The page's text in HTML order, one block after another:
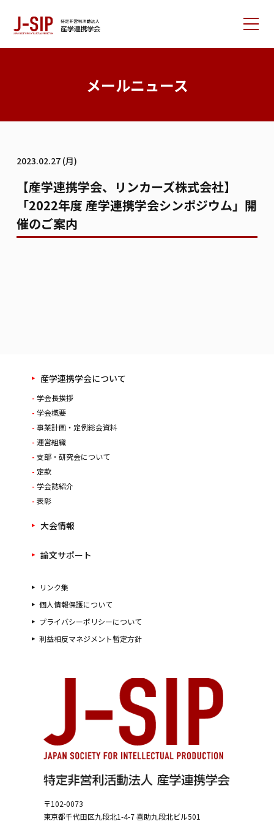
リンク集 学会書籍紹介 ご寄付のお願い
メールニュース
2023.02.27 (月)
【産学連携学会、リンカーズ株式会社】
「2022年度 産学連携学会シンポジウム」開
催のご案内
〒102-0073
東京都千代田区九段北1-4-7喜助九段北ビル501
産学連携学会について
学会長挨拶
学会概要
事業計画・定例総会資料
運営組織
支部・研究会について
定款
学会誌紹介
表彰
大会情報
論文サポート
リンク集
個人情報保護について
プライバシーポリシーについて
利益相反マネジメント暫定方針